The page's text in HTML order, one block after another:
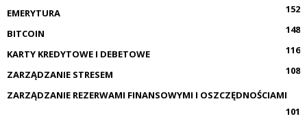
EMERYTURA
152
BITCOIN
148
KARTY KREDYTOWE I DEBETOWE
116
ZARZĄDZANIE STRESEM
108
ZARZĄDZANIE REZERWAMI FINANSOWYMI I OSZCZĘDNOŚCIAMI
101